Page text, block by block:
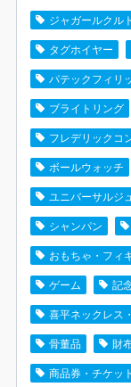
ジャガールクルト
タグホイヤー
パテックフィリ
ブライトリング
フレデリックコ
ボールウォッチ
ユニバーサルジ
シャンパン
おもちゃ・フィ
ゲーム 記
喜平ネックレス
骨董品 財
商品券・チケット